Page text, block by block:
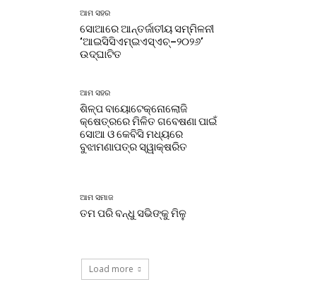
ଆମ ସହର
ସୋଆରେ ଆନ୍ତର୍ଜାତୀୟ ସମ୍ମିଳନୀ
‘ଆଇସିସିଏମ୍‌ଇଏସ୍‌ଏଚ୍‌–୨୦୨୬’
ଉଦ୍‌ଘାଟିତ
ଆମ ସହର
ଶିଳ୍ପ ବାୟୋଟେକ୍ନୋଲୋଜି
କ୍ଷେତ୍ରରେ ମିଳିତ ଗବେଷଣା ପାଇଁ
ସୋଆ ଓ କେବିସି ମଧ୍ୟରେ
ବୁଝାମଣାପତ୍ର ସ୍ୱାକ୍ଷରିତ
ଆମ ସମାଜ
ତମ ପରି ବନ୍ଧୁ ସଭିଙ୍କୁ ମିଳୁ
Load more